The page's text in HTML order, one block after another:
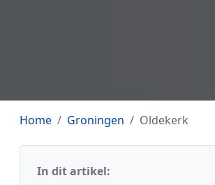
Home Groningen Oldekerk
In dit artikel: